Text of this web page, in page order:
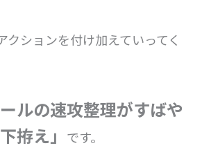
クションを付け加えていってく
ールの速攻整理がすばや
拵え」
です。